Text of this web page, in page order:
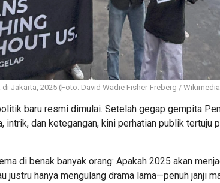
Jakarta, 2025 (Foto: David Wadie Fisher-Freberg /
baru resmi dimulai. Setelah gegap gempita
intrik, dan ketegangan, kini perhatian publik tertuju
di benak banyak orang: Apakah 2025 akan
justru hanya mengulang drama lama—penuh janji